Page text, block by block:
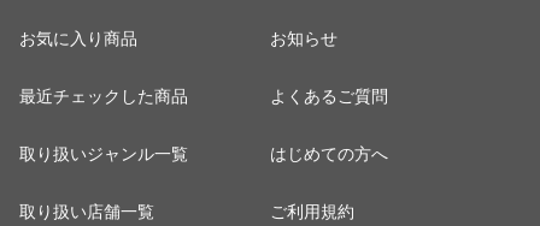
お気に入り商品
最近チェックした商品
取り扱いジャンル一覧
取り扱い店舗一覧
お知らせ
よくあるご質問
はじめての方へ
ご利用規約